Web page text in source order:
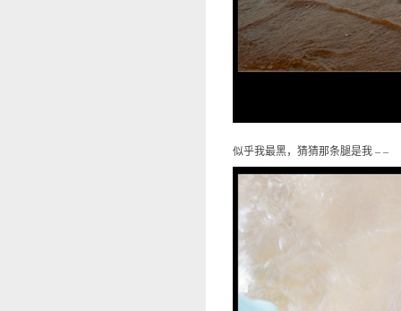
似乎我最黑，猜猜那条腿是我 – –